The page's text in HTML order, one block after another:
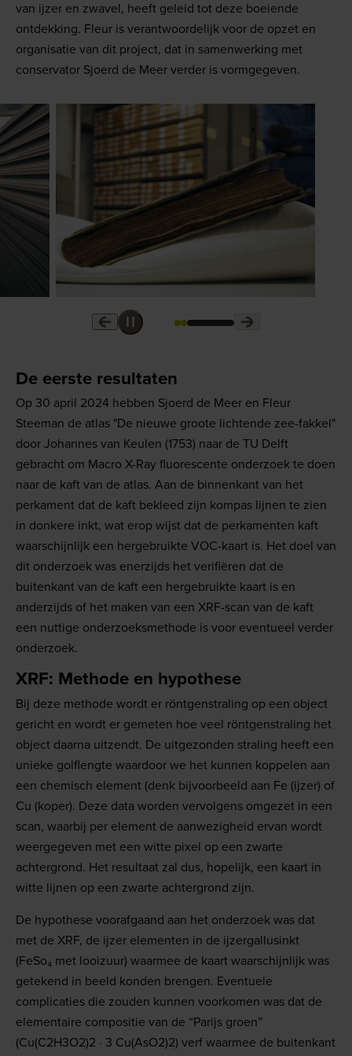
van ijzer en zwavel, heeft geleid tot deze boeiende
ontdekking. Fleur is verantwoordelijk voor de opzet en
organisatie van dit project, dat in samenwerking met
conservator Sjoerd de Meer verder is vormgegeven.
De eerste resultaten
Op 30 april 2024 hebben Sjoerd de Meer en Fleur
Steeman de atlas "De nieuwe groote lichtende zee-fakkel"
door Johannes van Keulen (1753) naar de TU Delft
gebracht om Macro X-Ray fluorescente onderzoek te doen
naar de kaft van de atlas. Aan de binnenkant van het
perkament dat de kaft bekleed zijn kompas lijnen te zien
in donkere inkt, wat erop wijst dat de perkamenten kaft
waarschijnlijk een hergebruikte VOC-kaart is. Het doel van
dit onderzoek was enerzijds het verifiëren dat de
buitenkant van de kaft een hergebruikte kaart is en
anderzijds of het maken van een XRF-scan van de kaft
een nuttige onderzoeksmethode is voor eventueel verder
onderzoek.
XRF: Methode en hypothese
Bij deze methode wordt er röntgenstraling op een object
gericht en wordt er gemeten hoe veel röntgenstraling het
object daarna uitzendt. De uitgezonden straling heeft een
unieke golflengte waardoor we het kunnen koppelen aan
een chemisch element (denk bijvoorbeeld aan Fe (ijzer) of
Cu (koper). Deze data worden vervolgens omgezet in een
scan, waarbij per element de aanwezigheid ervan wordt
weergegeven met een witte pixel op een zwarte
achtergrond. Het resultaat zal dus, hopelijk, een kaart in
witte lijnen op een zwarte achtergrond zijn.
De hypothese voorafgaand aan het onderzoek was dat
met de XRF, de ijzer elementen in de ijzergallusinkt
(FeSo₄ met looizuur) waarmee de kaart waarschijnlijk was
getekend in beeld konden brengen. Eventuele
complicaties die zouden kunnen voorkomen was dat de
elementaire compositie van de “Parijs groen”
(Cu(C2H3O2)2 · 3 Cu(AsO2)2) verf waarmee de buitenkant